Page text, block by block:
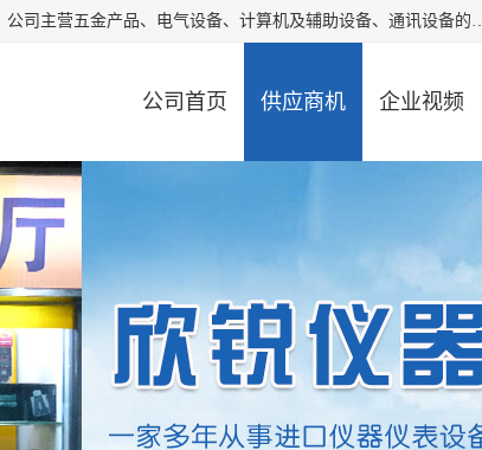
厦门欣锐仪器仪表有限公司成立于2006年，位于厦门市湖里区。公司主营五金产品、电气设备、计算机及辅助设备、通讯设备的批发与零售，同时涉及乐器、照相器材等文化用品的销售。
公司首页 供应商机 企业视频